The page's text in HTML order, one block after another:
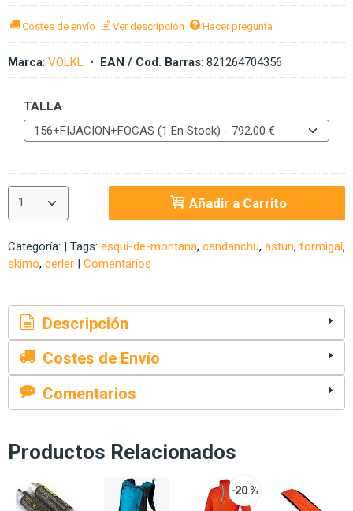
Costes de envío Ver descripción Hacer pregunta
Marca: VOLKL • EAN / Cod. Barras: 821264704356
TALLA
Añadir a Carrito
Categoría: | Tags: esqui-de-montana candanchu astun formigal
skimo cerler | Comentarios
Descripción
Costes de Envío
Comentarios
Productos Relacionados
-20 %